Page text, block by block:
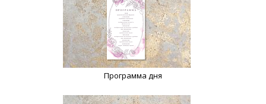
Программа дня